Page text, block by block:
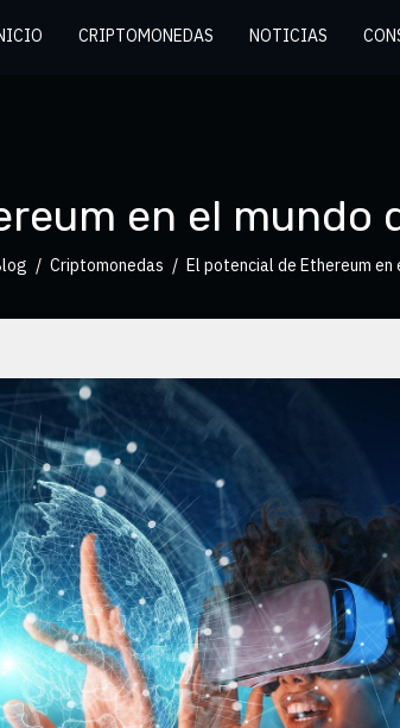
CRIPTOMONEDAS NOTICIAS
en el mundo
Criptomonedas El potencial de Ethereum